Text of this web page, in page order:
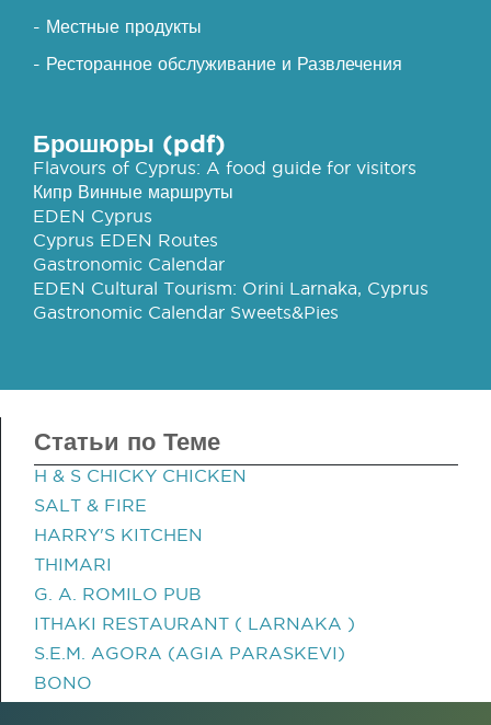
- Местные продукты
- Ресторанное обслуживание и Развлечения
Брошюры (pdf)
Flavours of Cyprus: A food guide for visitors
Кипр Винные маршруты
EDEN Cyprus
Cyprus EDEN Routes
Gastronomic Calendar
EDEN Cultural Tourism: Orini Larnaka, Cyprus
Gastronomic Calendar Sweets&Pies
Статьи по Теме
H & S CHICKY CHICKEN
SALT & FIRE
HARRY'S KITCHEN
THIMARI
G. A. ROMILO PUB
ITHAKI RESTAURANT ( LARNAKA )
S.E.M. AGORA (AGIA PARASKEVI)
BONO